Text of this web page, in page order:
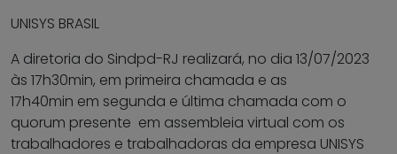
UNISYS BRASIL
A diretoria do Sindpd-RJ realizará, no dia 13/07/2023
às 17h30min, em primeira chamada e as
17h40min em segunda e última chamada com o
quorum presente em assembleia virtual com os
trabalhadores e trabalhadoras da empresa UNISYS